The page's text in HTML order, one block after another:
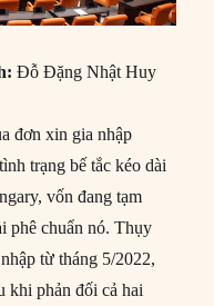
Đỗ Đặng Nhật Huy
đơn xin gia nhập
trạng bế tắc kéo dài
vốn đang tạm
phê chuẩn nó. Thụy
từ tháng 5/2022,
khi phản đối cả hai